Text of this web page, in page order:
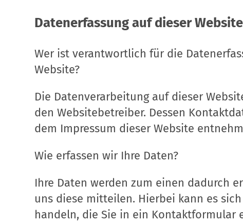
Datenerfassung auf dieser Website
Wer ist verantwortlich für die
Website?
Die Datenverarbeitung auf dieser
den Websitebetreiber. Dessen
dem Impressum dieser Website
Wie erfassen wir Ihre Daten?
Ihre Daten werden zum einen dadurch
uns diese mitteilen. Hierbei kann es sich
handeln, die Sie in ein Kontaktformular